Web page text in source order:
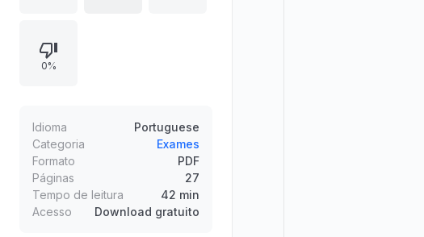
simples e com maior incidência de
“decoreba”. Em Língua Portuguesa,
quê/porque/porquê, há x a, mal x
mau e se não x senão, com regras,
funções gramaticais e exemplos
para evitar erros na prova.
0%
Idioma
Portuguese
Categoria
Exames
Formato
PDF
Páginas
27
Tempo de leitura
42 min
Acesso
Download gratuito